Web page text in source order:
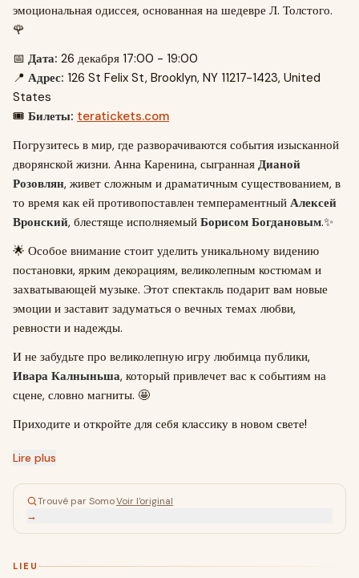
эмоциональная одиссея, основанная на шедевре Л. Толстого.
🌹
📅 Дата: 26 декабря 17:00 - 19:00
📍 Адрес: 126 St Felix St, Brooklyn, NY 11217-1423, United
States
🎟️ Билеты: teratickets.com
Погрузитесь в мир, где разворачиваются события изысканной
дворянской жизни. Анна Каренина, сыгранная Дианой
Розовлян, живет сложным и драматичным существованием, в
то время как ей противопоставлен темпераментный Алексей
Вронский, блестяще исполняемый Борисом Богдановым.✨
🌟 Особое внимание стоит уделить уникальному видению
постановки, ярким декорациям, великолепным костюмам и
захватывающей музыке. Этот спектакль подарит вам новые
эмоции и заставит задуматься о вечных темах любви,
ревности и надежды.
И не забудьте про великолепную игру любимца публики,
Ивара Калныньша, который привлечет вас к событиям на
сцене, словно магниты. 🤩
Приходите и откройте для себя классику в новом свете!
Lire plus
Trouvé par SomoVoir l'original
→
LIEU